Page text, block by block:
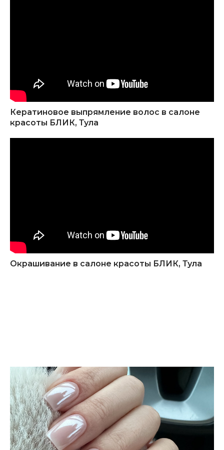
Кератиновое выпрямление волос в салоне
красоты БЛИК, Тула
Окрашивание в салоне красоты БЛИК, Тула